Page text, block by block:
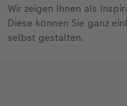
Fotos
hexxas
Karte
CEWE
Foto-
Wir zeigen Ihnen als
Diese können Sie ganz
selbst gestalten.